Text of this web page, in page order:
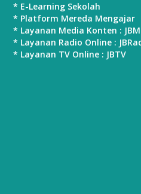
* E-Learning Sekolah
* Platform Mereda Mengajar
* Layanan Media Konten :
* Layanan Radio Online :
* Layanan TV Online : JBTV